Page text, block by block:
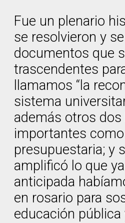
Fue un plenario
se resolvieron y
documentos que
trascendentes
llamamos “la
sistema
además otros
importantes
presupuestaria; y
amplificó lo que
anticipada
en rosario para
educación pública